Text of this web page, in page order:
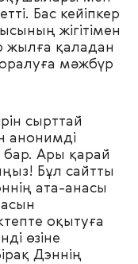
Бас кейіпкер
жігітімен
жылға қаладан
оралуға мәжбүр
сырттай
анонимді
бар. Ары қарай
Бұл сайтты
ата-анасы
оқытуға
өзіне
Дэннің